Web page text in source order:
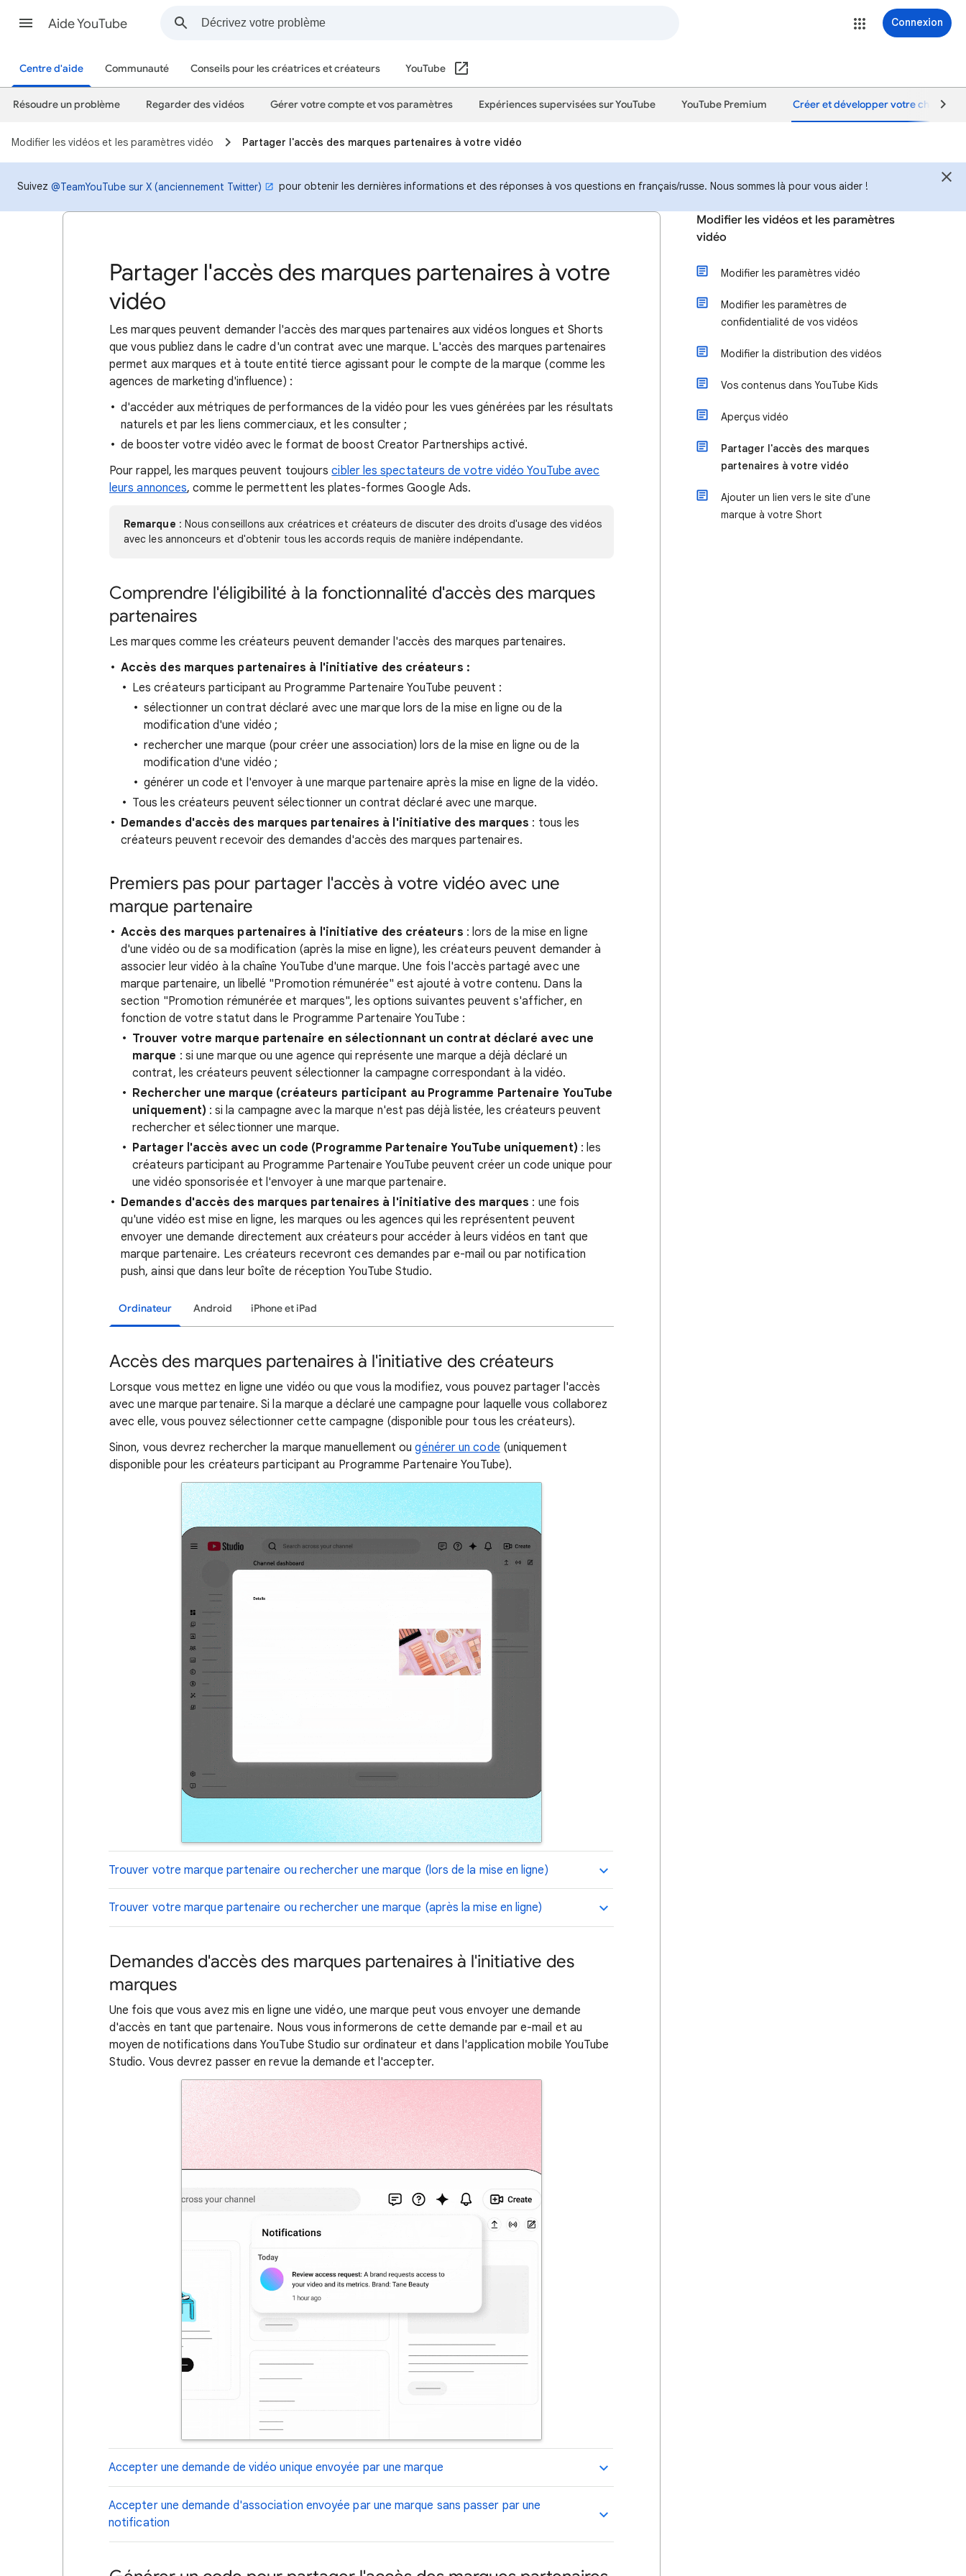
Aide YouTube Connexion
Centre d'aide Communauté Conseils pour les créatrices et créateurs YouTube
Résoudre un problème Regarder des vidéos Gérer votre compte et vos paramètres Expériences supervisées sur YouTube YouTube Premium Créer et développer votre chaîne
Modifier les vidéos et les paramètres vidéo Partager l'accès des marques partenaires à votre vidéo
Suivez @TeamYouTube sur X (anciennement Twitter) pour obtenir les dernières informations et des réponses à vos questions en français/russe. Nous sommes là pour vous aider !
Partager l'accès des marques partenaires à votre
vidéo
Les marques peuvent demander l'accès des marques partenaires aux vidéos longues et Shorts
que vous publiez dans le cadre d'un contrat avec une marque. L'accès des marques partenaires
permet aux marques et à toute entité tierce agissant pour le compte de la marque (comme les
agences de marketing d'influence) :
d'accéder aux métriques de performances de la vidéo pour les vues générées par les résultats
naturels et par les liens commerciaux, et les consulter ;
de booster votre vidéo avec le format de boost Creator Partnerships activé.
Pour rappel, les marques peuvent toujourscibler les spectateurs de votre vidéo YouTube avec
leurs annonces, comme le permettent les plates-formes Google Ads.
Remarque : Nous conseillons aux créatrices et créateurs de discuter des droits d'usage des vidéos
avec les annonceurs et d'obtenir tous les accords requis de manière indépendante.
Comprendre l'éligibilité à la fonctionnalité d'accès des marques
partenaires
Les marques comme les créateurs peuvent demander l'accès des marques partenaires.
Accès des marques partenaires à l'initiative des créateurs :
Les créateurs participant au Programme Partenaire YouTube peuvent :
sélectionner un contrat déclaré avec une marque lors de la mise en ligne ou de la
modification d'une vidéo ;
rechercher une marque (pour créer une association) lors de la mise en ligne ou de la
modification d'une vidéo ;
générer un code et l'envoyer à une marque partenaire après la mise en ligne de la vidéo.
Tous les créateurs peuvent sélectionner un contrat déclaré avec une marque.
Demandes d'accès des marques partenaires à l'initiative des marques : tous les
créateurs peuvent recevoir des demandes d'accès des marques partenaires.
Premiers pas pour partager l'accès à votre vidéo avec une
marque partenaire
Accès des marques partenaires à l'initiative des créateurs : lors de la mise en ligne
d'une vidéo ou de sa modification (après la mise en ligne), les créateurs peuvent demander à
associer leur vidéo à la chaîne YouTube d'une marque. Une fois l'accès partagé avec une
marque partenaire, un libellé "Promotion rémunérée" est ajouté à votre contenu. Dans la
section "Promotion rémunérée et marques", les options suivantes peuvent s'afficher, en
fonction de votre statut dans le Programme Partenaire YouTube :
Trouver votre marque partenaire en sélectionnant un contrat déclaré avec une
marque : si une marque ou une agence qui représente une marque a déjà déclaré un
contrat, les créateurs peuvent sélectionner la campagne correspondant à la vidéo.
Rechercher une marque (créateurs participant au Programme Partenaire YouTube
uniquement) : si la campagne avec la marque n'est pas déjà listée, les créateurs peuvent
rechercher et sélectionner une marque.
Partager l'accès avec un code (Programme Partenaire YouTube uniquement) : les
créateurs participant au Programme Partenaire YouTube peuvent créer un code unique pour
une vidéo sponsorisée et l'envoyer à une marque partenaire.
Demandes d'accès des marques partenaires à l'initiative des marques : une fois
qu'une vidéo est mise en ligne, les marques ou les agences qui les représentent peuvent
envoyer une demande directement aux créateurs pour accéder à leurs vidéos en tant que
marque partenaire. Les créateurs recevront ces demandes par e-mail ou par notification
push, ainsi que dans leur boîte de réception YouTube Studio.
Ordinateur Android iPhone et iPad
Accès des marques partenaires à l'initiative des créateurs
Lorsque vous mettez en ligne une vidéo ou que vous la modifiez, vous pouvez partager l'accès
avec une marque partenaire. Si la marque a déclaré une campagne pour laquelle vous collaborez
avec elle, vous pouvez sélectionner cette campagne (disponible pour tous les créateurs).
Sinon, vous devrez rechercher la marque manuellement ougénérer un code (uniquement
disponible pour les créateurs participant au Programme Partenaire YouTube).
Trouver votre marque partenaire ou rechercher une marque (lors de la mise en ligne)
Trouver votre marque partenaire ou rechercher une marque (après la mise en ligne)
Demandes d'accès des marques partenaires à l'initiative des
marques
Une fois que vous avez mis en ligne une vidéo, une marque peut vous envoyer une demande
d'accès en tant que partenaire. Nous vous informerons de cette demande par e-mail et au
moyen de notifications dans YouTube Studio sur ordinateur et dans l'application mobile YouTube
Studio. Vous devrez passer en revue la demande et l'accepter.
Accepter une demande de vidéo unique envoyée par une marque
Accepter une demande d'association envoyée par une marque sans passer par une
notification
Modifier les vidéos et les paramètres
vidéo
Modifier les paramètres vidéo
Modifier les paramètres de
confidentialité de vos vidéos
Modifier la distribution des vidéos
Vos contenus dans YouTube Kids
Aperçus vidéo
Partager l'accès des marques
partenaires à votre vidéo
Ajouter un lien vers le site d'une
marque à votre Short